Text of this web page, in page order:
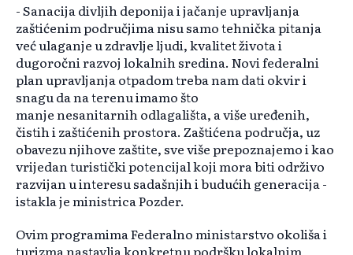
- Sanacija divljih deponija i jačanje upravljanja
zaštićenim područjima nisu samo tehnička pitanja
već ulaganje u zdravlje ljudi,kvalitetživota i
dugoročni razvoj lokalnih sredina. Novi federalni
plan upravljanja otpadom treba nam dati okvir i
snagu da na terenu imamo što
manjenesanitarnihodlagališta, a više uređenih,
čistih i zaštićenih prostora. Zaštićena područja, uz
obavezu njihove zaštite, sve više prepoznajemo i kao
vrijedan turistički potencijal koji mora biti održivo
razvijan uinteresusadašnjih i budućih generacija -
istakla je ministrica Pozder.
Ovim programima Federalno ministarstvo okoliša i